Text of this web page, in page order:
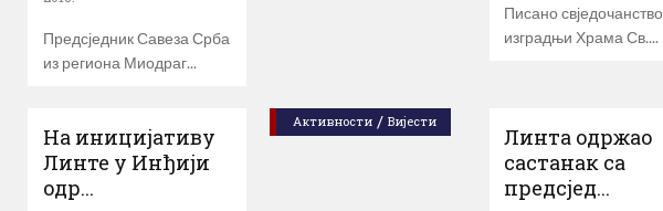
Предсједник Савеза Срба
из региона Миодраг
Писано
изградњи Храма Св.
На иницијативу
Линте у Инђији
одр...
Активности/ Вијести
Линта одржао
састанак са
предсјед...